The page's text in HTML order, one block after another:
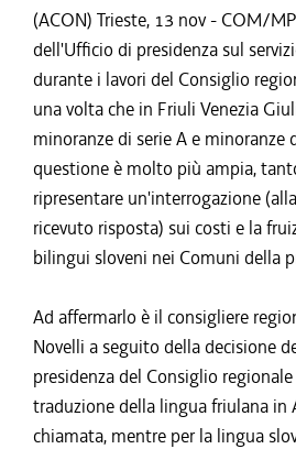
(ACON) Trieste, 13 nov - COM/
dell'Ufficio di presidenza sul
durante i lavori del Consiglio
una volta che in Friuli Venezia
minoranze di serie A e minoranze
questione è molto più ampia,
ripresentare un'interrogazione
ricevuto risposta) sui costi e la
bilingui sloveni nei Comuni della
Ad affermarlo è il consigliere
Novelli a seguito della decisione
presidenza del Consiglio
traduzione della lingua friulana in
chiamata, mentre per la lingua